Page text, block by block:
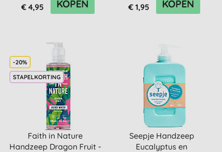
€ 4,95 KOPEN € 1,95 KOPEN
-20%
STAPELKORTING
Faith in Nature
Handzeep Dragon Fruit -
Seepje Handzeep
Eucalyptus en